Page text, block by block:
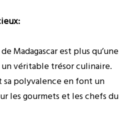
Madagascar est plus qu’une
véritable trésor culinaire.
polyvalence en font un
les gourmets et les chefs du